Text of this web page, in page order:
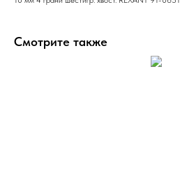
Смотрите также